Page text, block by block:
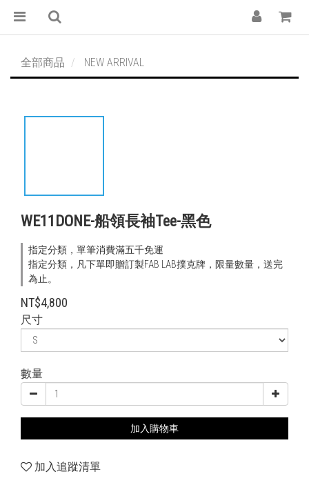
全部商品 NEW ARRIVAL
WE11DONE-船領長袖Tee-黑色
指定分類，單筆消費滿五千免運
指定分類，凡下單即贈訂製FAB LAB撲克牌，限量數量，送完
為止。
NT$4,800
尺寸
數量
加入購物車
加入追蹤清單